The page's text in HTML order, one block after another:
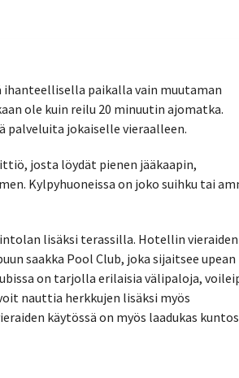
paikalla vain muutaman
ole kuin reilu 20 minuutin ajomatka.
jokaiselle vieraalleen.
josta löydät pienen jääkaapin,
Kylpyhuoneissa on joko suihku tai
lisäksi terassilla. Hotellin vieraiden
saakka Pool Club, joka sijaitsee upean
on tarjolla erilaisia välipaloja,
nauttia herkkujen lisäksi myös
käytössä on myös laadukas